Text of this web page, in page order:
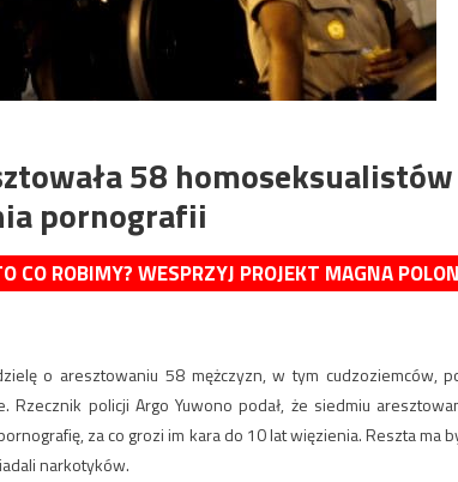
58
pornografii
CO ROBIMY? WESPRZYJ PROJEKT MAGNA
o aresztowaniu 58 mężczyzn, w tym cudzoziemców,
Rzecznik policji Argo Yuwono podał, że siedmiu
za co grozi im kara do 10 lat więzienia. Reszta ma
narkotyków.